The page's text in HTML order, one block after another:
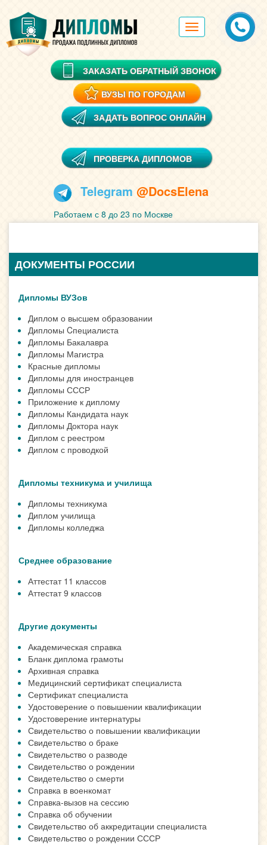
Toggle
navigation
ЗАКАЗАТЬ ОБРАТНЫЙ ЗВОНОК
ВУЗЫ ПО ГОРОДАМ
ЗАДАТЬ ВОПРОС ОНЛАЙН
ПРОВЕРКА ДИПЛОМОВ
Telegram @DocsElena
Работаем с 8 до 23 по Москве
ДОКУМЕНТЫ РОССИИ
Дипломы ВУЗов
Диплом о высшем образовании
Дипломы Cпециалиста
Дипломы Бакалавра
Дипломы Магистра
Красные дипломы
Дипломы для иностранцев
Дипломы СССР
Приложение к диплому
Дипломы Кандидата наук
Дипломы Доктора наук
Диплом с реестром
Диплом с проводкой
Дипломы техникума и училища
Дипломы техникума
Диплом училища
Дипломы колледжа
Среднее образование
Аттестат 11 классов
Аттестат 9 классов
Другие документы
Академическая справка
Бланк диплома грамоты
Архивная справка
Медицинский сертификат специалиста
Сертификат специалиста
Удостоверение о повышении квалификации
Удостоверение интернатуры
Свидетельство о повышении квалификации
Свидетельство о браке
Свидетельство о разводе
Свидетельство о рождении
Свидетельство о смерти
Справка в военкомат
Справка-вызов на сессию
Справка об обучении
Свидетельство об аккредитации специалиста
Свидетельство о рождении СССР